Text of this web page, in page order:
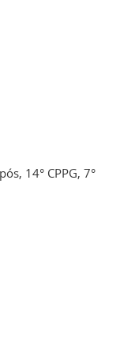
14° CPPG, 7°